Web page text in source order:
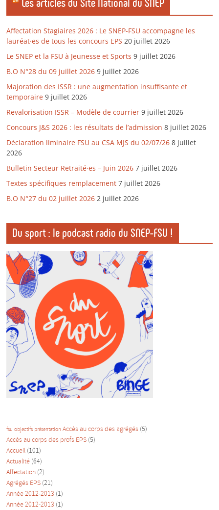
Affectation Stagiaires 2026 : Le SNEP-FSU accompagne les
lauréat·es de tous les concours EPS 20 juillet 2026
Le SNEP et la FSU à Jeunesse et Sports 9 juillet 2026
B.O N°28 du 09 juillet 2026 9 juillet 2026
Majoration des ISSR : une augmentation insuffisante et
temporaire 9 juillet 2026
Revalorisation ISSR – Modèle de courrier 9 juillet 2026
Concours J&S 2026 : les résultats de l’admission 8 juillet 2026
Déclaration liminaire FSU au CSA MJS du 02/07/26 8 juillet
2026
Bulletin Secteur Retraité·es – Juin 2026 7 juillet 2026
Textes spécifiques remplacement 7 juillet 2026
B.O N°27 du 02 juillet 2026 2 juillet 2026
Du sport : le podcast radio du SNEP-FSU !
fsu objectifs présentation Accès au corps des agrégés (5)
Accès au corps des profs EPS (5)
Accueil (101)
Actualité (64)
Affectation (2)
Agrégés EPS (21)
Année 2012-2013 (1)
Année 2012-2013 (1)